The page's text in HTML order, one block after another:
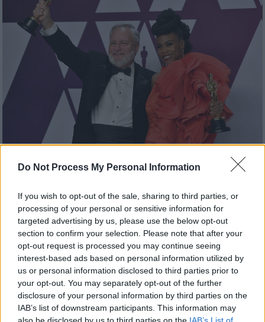
Do Not Process My Personal Information
If you wish to opt-out of the sale, sharing to third parties, or
processing of your personal or sensitive information for
targeted advertising by us, please use the below opt-out
section to confirm your selection. Please note that after your
opt-out request is processed you may continue seeing
interest-based ads based on personal information utilized by
us or personal information disclosed to third parties prior to
your opt-out. You may separately opt-out of the further
disclosure of your personal information by third parties on the
IAB’s list of downstream participants. This information may
also be disclosed by us to third parties on the IAB’s List of
Σινεμά|06.04.2019 17:27
ήρωες
Οι σούπερ-ήρωες που κατάφεραν να
φτάσουν μέχρι τα Όσκαρ είναι κυρίως από
κόμικς της DC